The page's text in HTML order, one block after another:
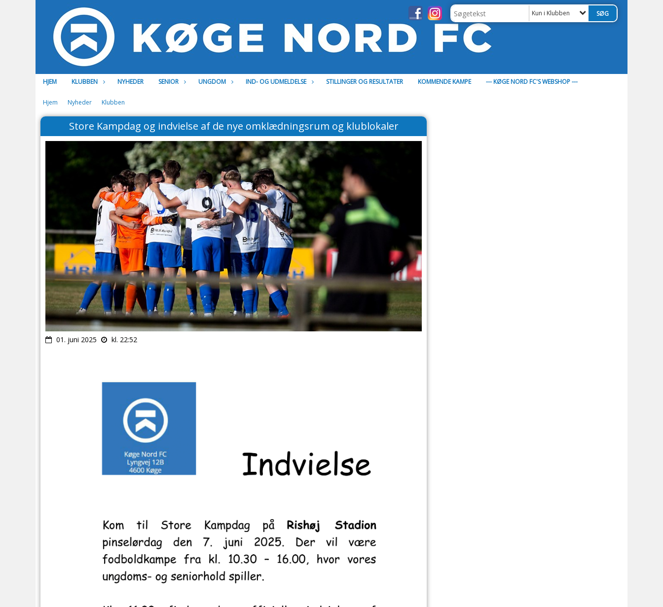
Kun i Klubben
HJEM KLUBBEN NYHEDER SENIOR UNGDOM IND- OG UDMELDELSE STILLINGER OG RESULTATER KOMMENDE KAMPE --- KØGE NORD FC'S WEBSHOP ---
Hjem Nyheder Klubben
Store Kampdag og indvielse af de nye omklædningsrum og klublokaler
01. juni 2025 kl. 22:52